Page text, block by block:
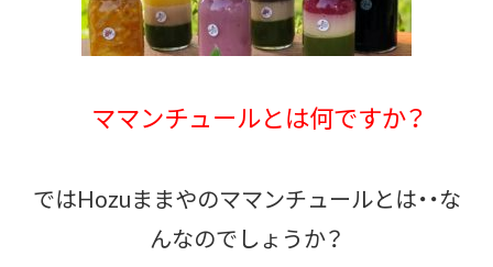
ママンチュールとは何ですか？
ではHozuままやのママンチュールとは・・な
んなのでしょうか？